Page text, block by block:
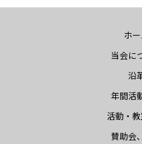
ホ
当会に
沿
年間活
活動・
賛助会